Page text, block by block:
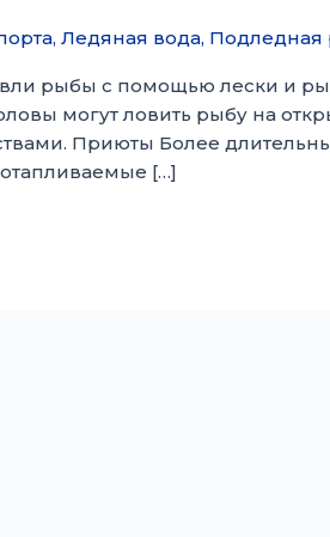
, Ледяная вода, Подледная
рыбы с помощью лески и
могут ловить рыбу на
Приюты Более
[…]